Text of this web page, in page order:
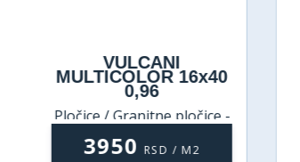
VULCANI
MULTICOLOR 16x40
Pločice / Granitne pločice -
kvalitet i lepota koji traju
3950 RSD / M2